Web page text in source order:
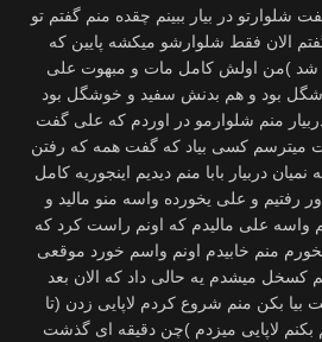
در بیار ببینم چقده منم گفتم تو
الان فقط شلوارشو میکشه پایین که
شد )من اولش کامل مات و مبهوت علی
بود و هم بدنش سفید و خوشگل بود
منم شلوارمو در اوردم که علی گفت
میترسم کسی بیاد که گفت همه که رفتن
دربیار بابا منم دیدیم اینجوریه کامل
رفتیم و علی یخورده واسه منو مالید و
علی مالیدم که اونم راست کرد که
منم خابیدم اونم واسم خورد موقعی
کسخل میشدم یه حالی داد که الان بعد
بیا بکن منم شروع کردم لاپایی زدن (تا
بکنم لاپایی میزدم )چن دقیقه ای گذشت